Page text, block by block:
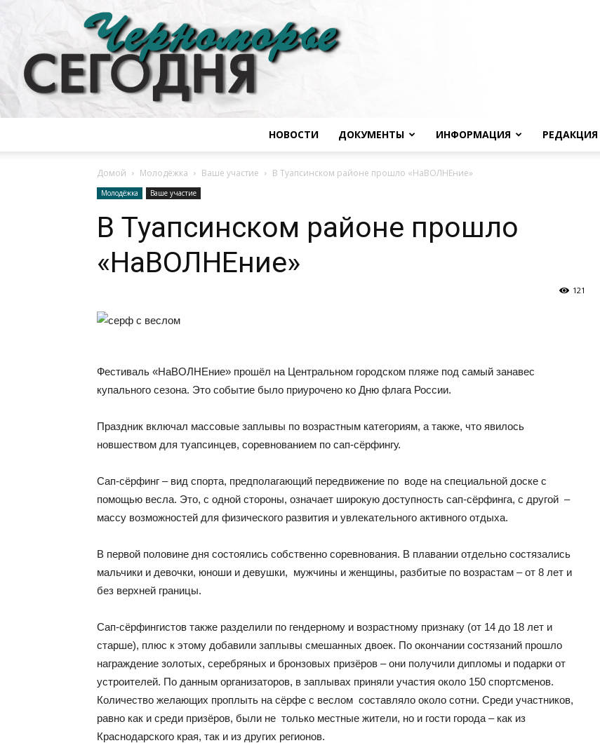
НОВОСТИ ДОКУМЕНТЫ ИНФОРМАЦИЯ РЕДАКЦИЯ
Домой Молодёжка Ваше участие В Туапсинском районе прошло «НаВОЛНЕние»
Молодёжка Ваше участие
В Туапсинском районе прошло
«НаВОЛНЕние»
121
Фестиваль «НаВОЛНЕние» прошёл на Центральном городском пляже под самый занавес
купального сезона. Это событие было приурочено ко Дню флага России.
Праздник включал массовые заплывы по возрастным категориям, а также, что явилось
новшеством для туапсинцев, соревнованием по сап-сёрфингу.
Сап-сёрфинг – вид спорта, предполагающий передвижение по воде на специальной доске с
помощью весла. Это, с одной стороны, означает широкую доступность сап-сёрфинга, с другой –
массу возможностей для физического развития и увлекательного активного отдыха.
В первой половине дня состоялись собственно соревнования. В плавании отдельно состязались
мальчики и девочки, юноши и девушки, мужчины и женщины, разбитые по возрастам – от 8 лет и
без верхней границы.
Сап-сёрфингистов также разделили по гендерному и возрастному признаку (от 14 до 18 лет и
старше), плюс к этому добавили заплывы смешанных двоек. По окончании состязаний прошло
награждение золотых, серебряных и бронзовых призёров – они получили дипломы и подарки от
устроителей. По данным организаторов, в заплывах приняли участия около 150 спортсменов.
Количество желающих проплыть на сёрфе с веслом составляло около сотни. Среди участников,
равно как и среди призёров, были не только местные жители, но и гости города – как из
Краснодарского края, так и из других регионов.